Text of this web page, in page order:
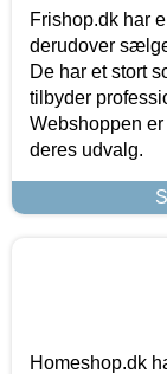
Frishop.dk har
derudover
De har et stort
tilbyder
Webshoppen
deres udvalg.
Homeshop.dk